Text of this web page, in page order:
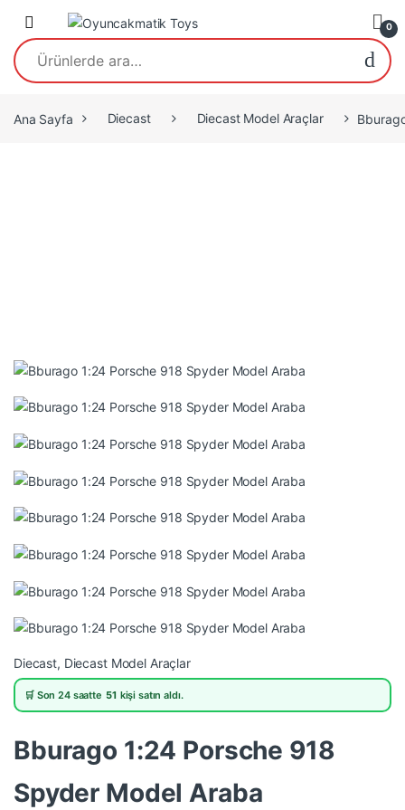
Open 0
Ara:
Ana Sayfa Diecast Diecast Model Araçlar
Diecast, Diecast Model Araçlar
🛒 Son 24 saatte 51 kişi satın aldı.
Bburago 1:24 Porsche 918
Spyder Model Araba